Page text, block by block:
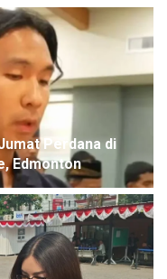
Perdana di
Edmonton